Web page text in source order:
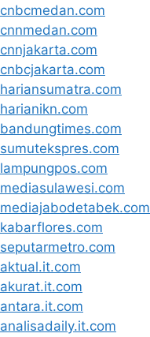
cnbcmedan.com
cnnmedan.com
cnnjakarta.com
cnbcjakarta.com
hariansumatra.com
harianikn.com
bandungtimes.com
sumutekspres.com
lampungpos.com
mediasulawesi.com
mediajabodetabek.com
kabarflores.com
seputarmetro.com
aktual.it.com
akurat.it.com
antara.it.com
analisadaily.it.com